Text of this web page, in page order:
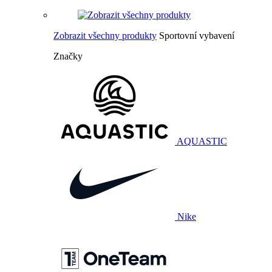
Zobrazit všechny produkty Sportovní vybavení
Značky
AQUASTIC
Nike